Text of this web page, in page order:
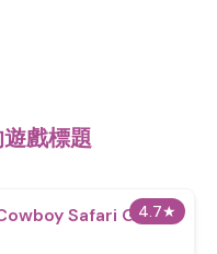
戲標題
4.7★
Safari Game